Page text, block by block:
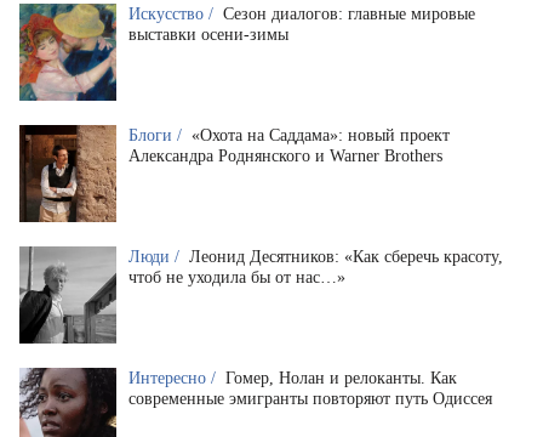
Искусство / Сезон диалогов: главные мировые
выставки осени-зимы
Блоги / «Охота на Саддама»: новый проект
Александра Роднянского и Warner Brothers
Люди / Леонид Десятников: «Как сберечь красоту,
чтоб не уходила бы от нас…»
Интересно / Гомер, Нолан и релоканты. Как
современные эмигранты повторяют путь Одиссея